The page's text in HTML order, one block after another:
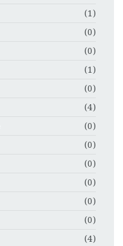
(1)
(0)
(0)
(1)
(0)
(4)
(0)
(0)
(0)
(0)
(0)
(0)
(4)